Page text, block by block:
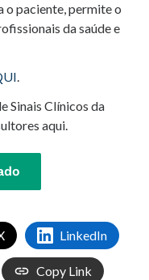
o paciente, permite o
da saúde e
.
Sinais Clínicos da
aqui.
LinkedIn
Copy Link